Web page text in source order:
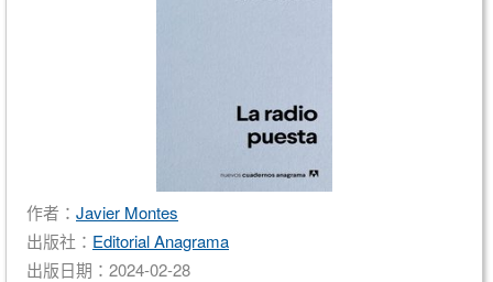
作者： Javier Montes
出版社： Editorial Anagrama
出版日期：2024-02-28